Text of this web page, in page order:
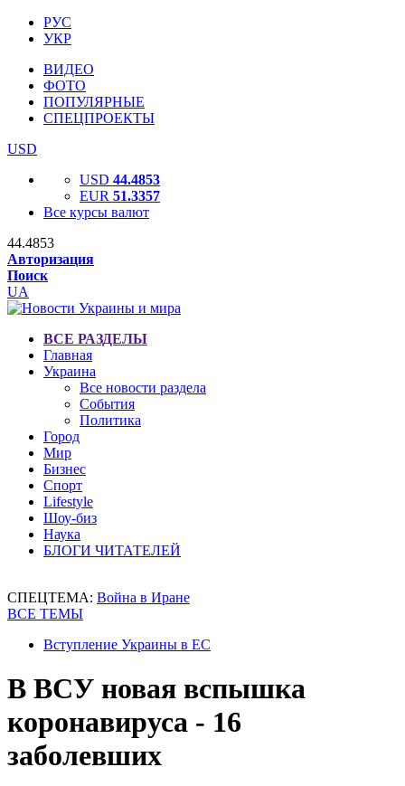
РУС
УКР
ВИДЕО
ФОТО
ПОПУЛЯРНЫЕ
СПЕЦПРОЕКТЫ
USD
USD 44.4853
EUR 51.3357
Все курсы валют
44.4853
Авторизация
Поиск
UA
ВСЕ РАЗДЕЛЫ
Главная
Украина
Все новости раздела
События
Политика
Город
Мир
Бизнес
Спорт
Lifestyle
Шоу-биз
Наука
БЛОГИ ЧИТАТЕЛЕЙ
СПЕЦТЕМА: Война в Иране
ВСЕ ТЕМЫ
Вступление Украины в ЕС
В ВСУ новая вспышка
коронавируса - 16
заболевших